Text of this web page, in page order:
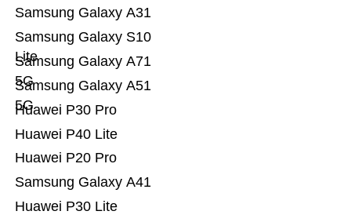
Huawei P30 Lite
Samsung Galaxy A41
Huawei P20 Pro
Huawei P40 Lite
Huawei P30 Pro
Samsung Galaxy A51
5G
Samsung Galaxy A71
5G
Samsung Galaxy S10
Lite
Samsung Galaxy A31